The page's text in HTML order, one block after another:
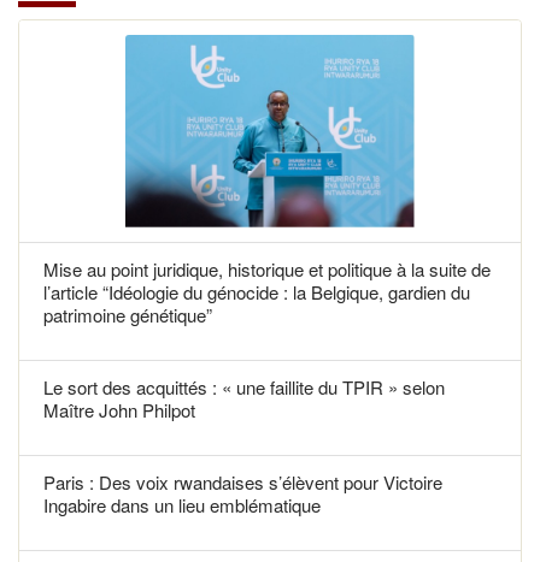
Mise au point juridique, historique et politique à la suite de
l’article “Idéologie du génocide : la Belgique, gardien du
patrimoine génétique”
Le sort des acquittés : « une faillite du TPIR » selon
Maître John Philpot
Paris : Des voix rwandaises s’élèvent pour Victoire
Ingabire dans un lieu emblématique